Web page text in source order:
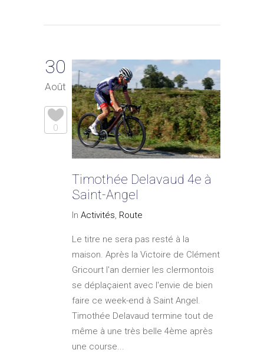
30
Août
0
Timothée Delavaud 4e à
Saint-Angel
In Activités, Route
Le titre ne sera pas resté à la
maison. Après la Victoire de Clément
Gricourt l'an dernier les clermontois
se déplaçaient avec l'envie de bien
faire ce week-end à Saint Angel.
Timothée Delavaud termine tout de
même à une très belle 4ème après
une course...